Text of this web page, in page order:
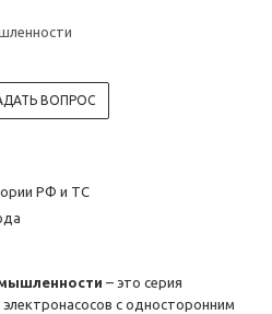
ВОПРОС
РФ и ТС
– это серия
с односторонним